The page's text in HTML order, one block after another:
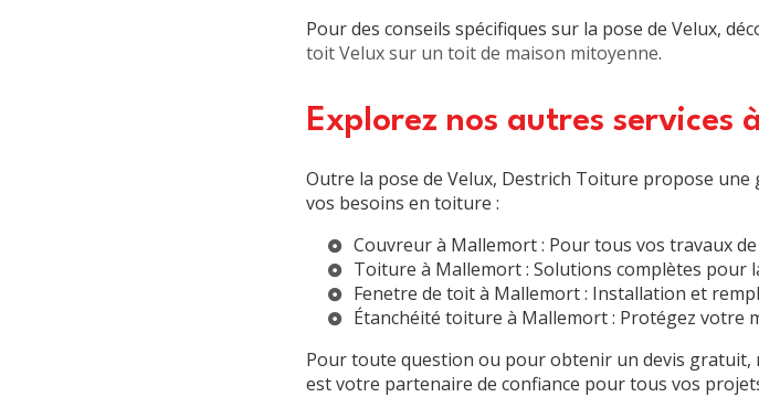
Pour des conseils spécifiques sur la pose de Velux,
toit Velux sur un toit de maison mitoyenne.
Explorez nos autres services
Outre la pose de Velux, Destrich Toiture propose
vos besoins en toiture :
Couvreur à Mallemort: Pour tous vos travaux
Toiture à Mallemort: Solutions complètes pour
Fenetre de toit à Mallemort: Installation et
Étanchéité toiture à Mallemort: Protégez votre
Pour toute question ou pour obtenir un devis
est votre partenaire de confiance pour tous vos